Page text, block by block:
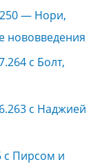
— Нори,
нововведения
с Болт,
с Наджией
с Пирсом и